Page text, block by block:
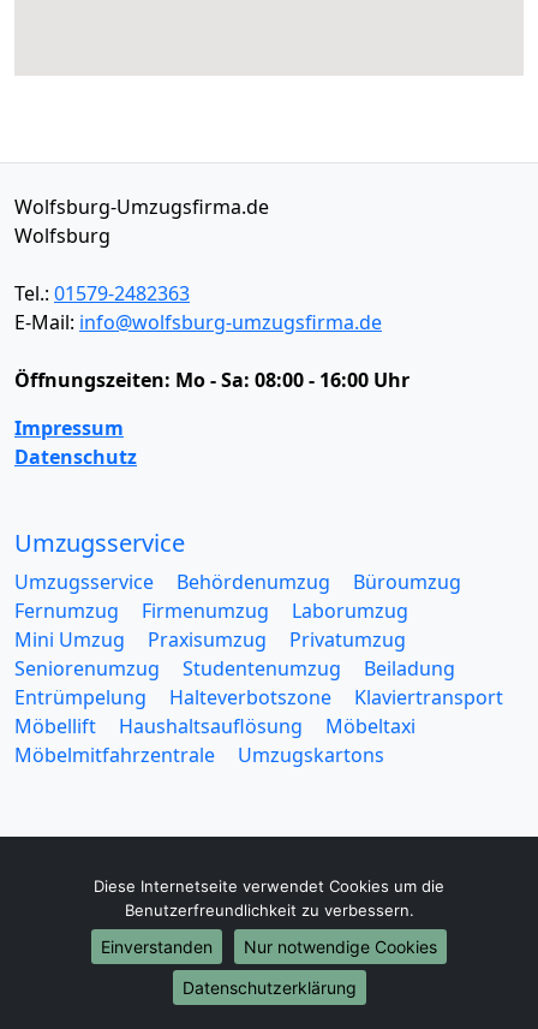
Wolfsburg-Umzugsfirma.de
Wolfsburg
Tel.: 01579-2482363
E-Mail: info@wolfsburg-umzugsfirma.de
Öffnungszeiten: Mo - Sa: 08:00 - 16:00 Uhr
Impressum
Datenschutz
Umzugsservice
Umzugsservice Behördenumzug
Büroumzug
Fernumzug
Firmenumzug
Laborumzug
Mini Umzug
Praxisumzug
Privatumzug
Seniorenumzug
Studentenumzug
Beiladung
Entrümpelung
Halteverbotszone
Klaviertransport
Möbellift
Haushaltsauflösung
Möbeltaxi
Möbelmitfahrzentrale
Umzugskartons
Europa-Umzüge
Umzug von Wolfsburg nach Belarus
Umzug von Wolfsburg nach Belgien
Umzug von Wolfsburg nach Bulgarien
Diese Internetseite verwendet Cookies um die
Benutzerfreundlichkeit zu verbessern.
Einverstanden
Nur notwendige Cookies
Datenschutzerklärung